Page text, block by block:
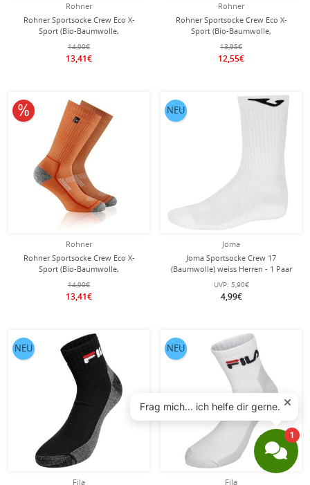
Rohner
Rohner Sportsocke Crew Eco X-
Sport (Bio-Baumwolle,
feuchtigkeitsabsorbierend) grau - 1
Paar
14,90€
13,41€
Rohner
Rohner Sportsocke Crew Eco X-
Sport (Bio-Baumwolle,
feuchtigkeitsabsorbierend)
khakigrün - 1 Paar
13,95€
12,55€
Rohner
Rohner Sportsocke Crew Eco X-
Sport (Bio-Baumwolle,
feuchtigkeitsabsorbierend) orange -
1 Paar
14,90€
13,41€
10% reduziert
Joma
Joma Sportsocke Crew 17
(Baumwolle) weiss Herren - 1 Paar
UVP: 5,90€
4,99€
NEU
Fila
NEU
Fila
NEU